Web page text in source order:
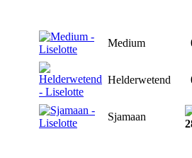
Medium
Helderwetend
Sjamaan